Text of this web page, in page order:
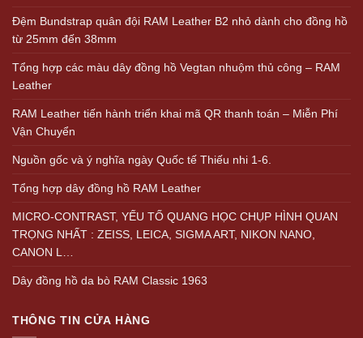
Đệm Bundstrap quân đội RAM Leather B2 nhỏ dành cho đồng hồ
từ 25mm đến 38mm
Tổng hợp các màu dây đồng hồ Vegtan nhuộm thủ công – RAM
Leather
RAM Leather tiến hành triển khai mã QR thanh toán – Miễn Phí
Vận Chuyển
Nguồn gốc và ý nghĩa ngày Quốc tế Thiếu nhi 1-6.
Tổng hợp dây đồng hồ RAM Leather
MICRO-CONTRAST, YẾU TỐ QUANG HỌC CHỤP HÌNH QUAN
TRỌNG NHẤT : ZEISS, LEICA, SIGMA ART, NIKON NANO,
CANON L…
Dây đồng hồ da bò RAM Classic 1963
THÔNG TIN CỬA HÀNG